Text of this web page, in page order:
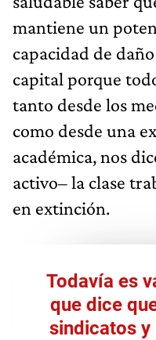
mantiene un
capacidad de
capital porque
tanto desde los
como desde una
académica, nos
activo– la clase
en extinción.
Todavía es
que dice
sindicatos